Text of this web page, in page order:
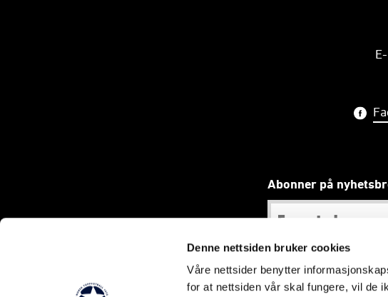
Denne nettsiden bruker cookies
Våre nettsider benytter
for at nettsiden vår skal fungere, vil de
Abonner på